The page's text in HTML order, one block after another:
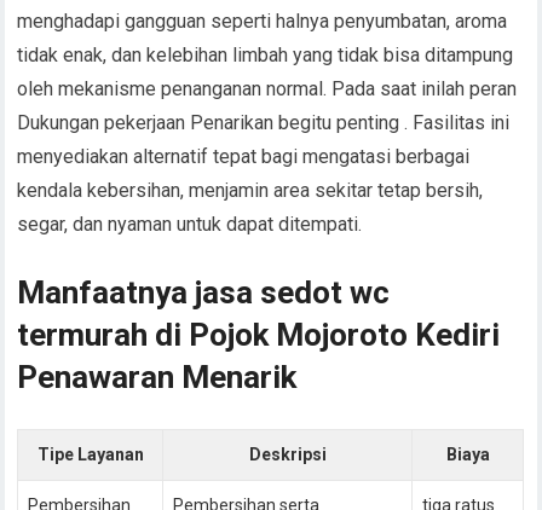
menghadapi gangguan seperti halnya penyumbatan, aroma
tidak enak, dan kelebihan limbah yang tidak bisa ditampung
oleh mekanisme penanganan normal. Pada saat inilah peran
Dukungan pekerjaan Penarikan begitu penting . Fasilitas ini
menyediakan alternatif tepat bagi mengatasi berbagai
kendala kebersihan, menjamin area sekitar tetap bersih,
segar, dan nyaman untuk dapat ditempati.
Manfaatnya jasa sedot wc
termurah di Pojok Mojoroto Kediri
Penawaran Menarik
Tipe Layanan Deskripsi Biaya
Pembersihan
Pembersihan serta
tiga ratus